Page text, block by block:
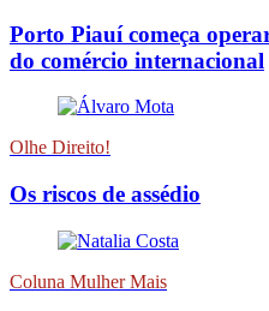
Porto Piauí começa
do comércio internacional
Olhe Direito!
Os riscos de assédio
Coluna Mulher Mais